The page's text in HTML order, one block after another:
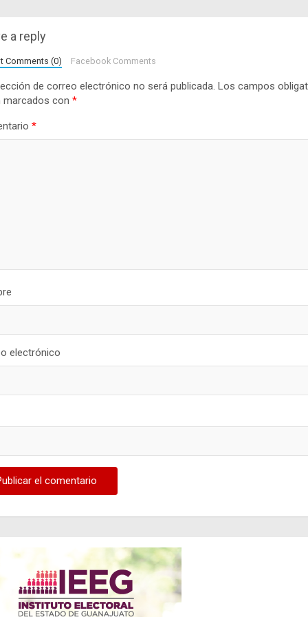
a reply
Comments (0) Facebook Comments
de correo electrónico no será publicada. Los campos
marcados con *
*
electrónico